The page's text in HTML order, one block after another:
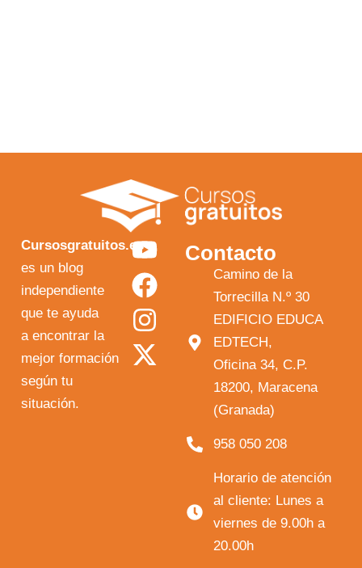
Cursosgratuitos.es
es un blog
independiente
que te ayuda
a encontrar la
mejor formación
según tu
situación.
Y
o
u
t
u
F
a
c
e
b
I
n
s
t
a
X
-
t
w
i
Contacto
Camino de la
Torrecilla N.º 30
EDIFICIO EDUCA
EDTECH,
Oficina 34, C.P.
18200, Maracena
(Granada)
958 050 208
Horario de atención
al cliente: Lunes a
viernes de 9.00h a
20.00h